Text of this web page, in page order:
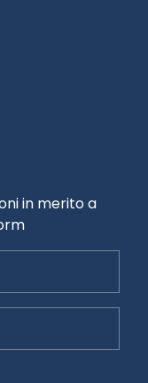
in merito a